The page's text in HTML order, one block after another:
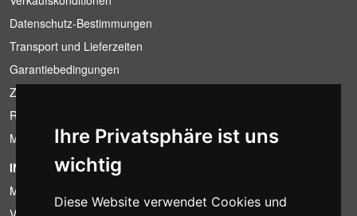
Ihre Privatsphäre ist uns
wichtig
Diese Website verwendet Cookies und
Datenschutz-Bestimmungen
Transport und Lieferzeiten
Garantiebedingungen
Zahlungsbedingungen
Ruecktrittsrecht
MwSt-Bedingungen
INFORMATION
Mietbedingungen